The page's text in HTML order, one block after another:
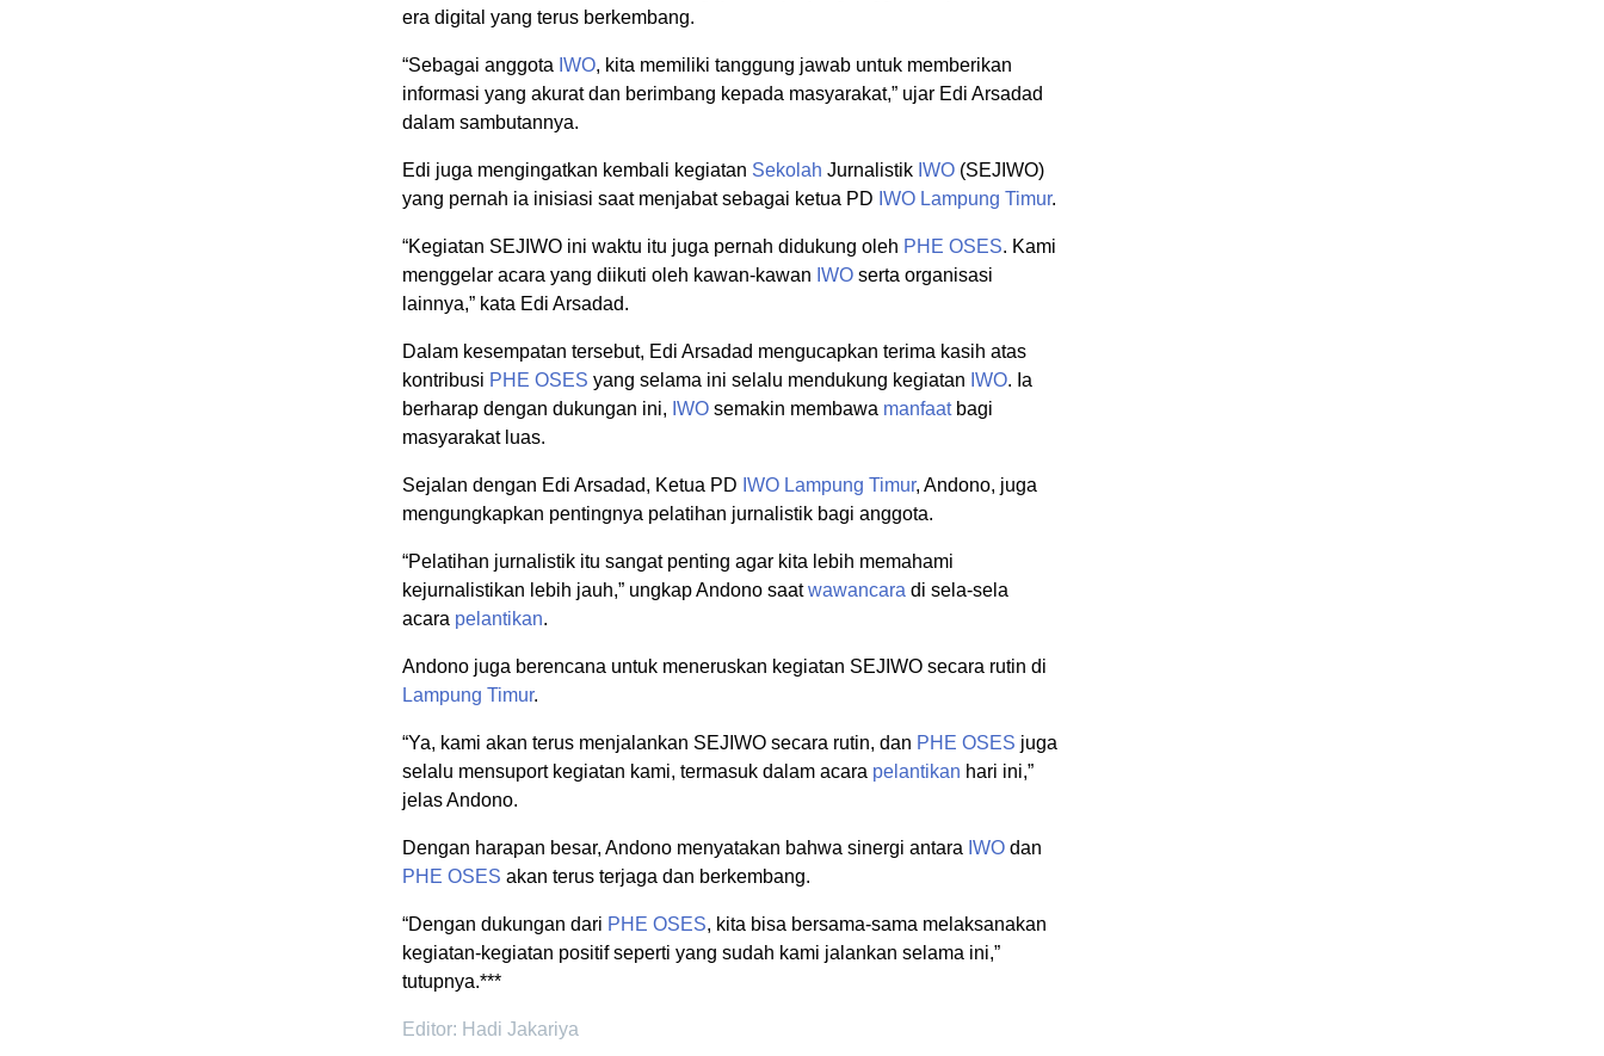
era digital yang terus berkembang.
“Sebagai anggota IWO, kita memiliki tanggung jawab untuk memberikan
informasi yang akurat dan berimbang kepada masyarakat,” ujar Edi Arsadad
dalam sambutannya.
Edi juga mengingatkan kembali kegiatan Sekolah Jurnalistik IWO (SEJIWO)
yang pernah ia inisiasi saat menjabat sebagai ketua PD IWO Lampung Timur.
“Kegiatan SEJIWO ini waktu itu juga pernah didukung oleh PHE OSES. Kami
menggelar acara yang diikuti oleh kawan-kawan IWO serta organisasi
lainnya,” kata Edi Arsadad.
Dalam kesempatan tersebut, Edi Arsadad mengucapkan terima kasih atas
kontribusi PHE OSES yang selama ini selalu mendukung kegiatan IWO. Ia
berharap dengan dukungan ini, IWO semakin membawa manfaatbagi
masyarakat luas.
Sejalan dengan Edi Arsadad, Ketua PD IWO Lampung Timur, Andono, juga
mengungkapkan pentingnya pelatihan jurnalistik bagi anggota.
“Pelatihan jurnalistik itu sangat penting agar kita lebih memahami
kejurnalistikan lebih jauh,” ungkap Andono saatwawancara di sela-sela
acara pelantikan.
Andono juga berencana untuk meneruskan kegiatan SEJIWO secara rutin di
Lampung Timur.
“Ya, kami akan terus menjalankan SEJIWO secara rutin, dan PHE OSES juga
selalu mensuport kegiatan kami, termasuk dalam acara pelantikan hari ini,”
jelas Andono.
Dengan harapan besar, Andono menyatakan bahwa sinergi antara IWO dan
PHE OSES akan terus terjaga dan berkembang.
“Dengan dukungan dari PHE OSES, kita bisa bersama-sama melaksanakan
kegiatan-kegiatan positif seperti yang sudah kami jalankan selama ini,”
tutupnya.***
Editor: Hadi Jakariya